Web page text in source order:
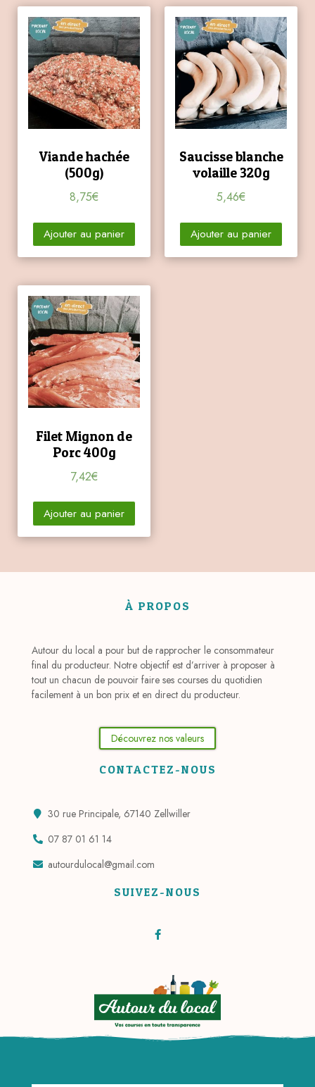
Viande hachée
(500g)
8,75€
Ajouter au panier
Saucisse blanche
volaille 320g
5,46€
Ajouter au panier
Filet Mignon de
Porc 400g
7,42€
Ajouter au panier
À PROPOS
Autour du local a pour but de rapprocher le consommateur
final du producteur. Notre objectif est d’arriver à proposer à
tout un chacun de pouvoir faire ses courses du quotidien
facilement à un bon prix et en direct du producteur.
Découvrez nos valeurs
CONTACTEZ-NOUS
30 rue Principale, 67140 Zellwiller
07 87 01 61 14
autourdulocal@gmail.com
SUIVEZ-NOUS